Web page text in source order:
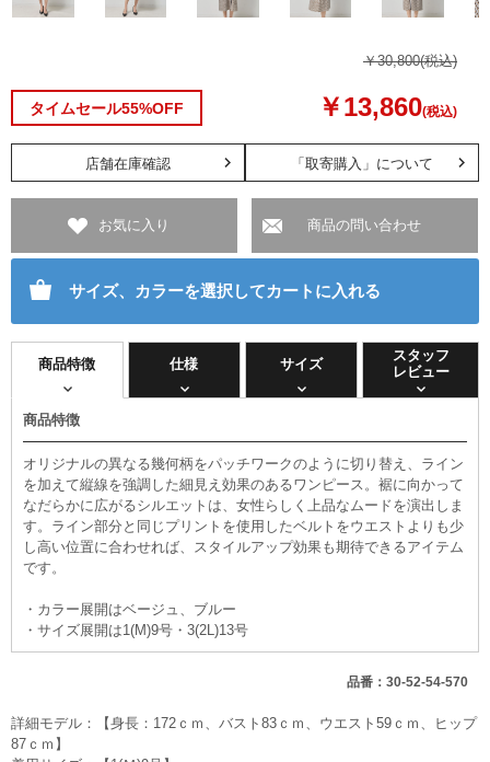
￥30,800(税込)
タイムセール55%OFF ￥13,860(税込)
「取寄購入」について
店舗在庫確認
お気に入り 商品の問い合わせ
サイズ、カラーを選択してカートに入れる
商品特徴 仕様 サイズ
スタッフ
レビュー
商品特徴
オリジナルの異なる幾何柄をパッチワークのように切り替え、ライン
を加えて縦線を強調した細見え効果のあるワンピース。裾に向かって
なだらかに広がるシルエットは、女性らしく上品なムードを演出しま
す。ライン部分と同じプリントを使用したベルトをウエストよりも少
し高い位置に合わせれば、スタイルアップ効果も期待できるアイテム
です。
・カラー展開はベージュ、ブルー
・サイズ展開は1(M)9号・3(2L)13号
品番：30-52-54-570
詳細モデル：【身長：172ｃｍ、バスト83ｃｍ、ウエスト59ｃｍ、ヒップ
87ｃｍ】